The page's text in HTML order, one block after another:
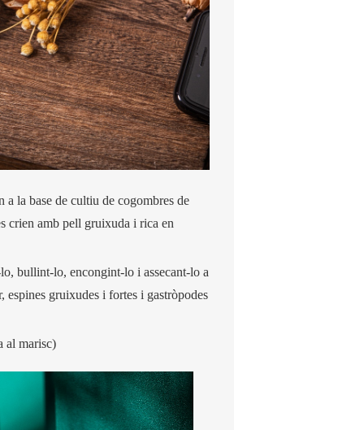
a la base de cultiu de cogombres de
crien amb pell gruixuda i rica en
bullint-lo, encongint-lo i assecant-lo a
espines gruixudes i fortes i gastròpodes
al marisc)